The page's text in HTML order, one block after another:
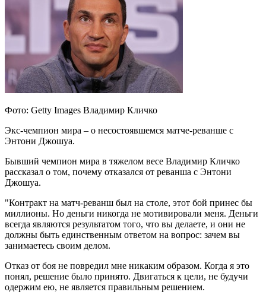
Фото: Getty Images Владимир Кличко
Экс-чемпион мира – о несостоявшемся матче-реванше с
Энтони Джошуа.
Бывший чемпион мира в тяжелом весе Владимир Кличко
рассказал о том, почему отказался от реванша с Энтони
Джошуа.
"Контракт на матч-реванш был на столе, этот бой принес бы
миллионы. Но деньги никогда не мотивировали меня. Деньги
всегда являются результатом того, что вы делаете, и они не
должны быть единственным ответом на вопрос: зачем вы
занимаетесь своим делом.
Отказ от боя не повредил мне никаким образом. Когда я это
понял, решение было принято. Двигаться к цели, не будучи
одержим ею, не является правильным решением.